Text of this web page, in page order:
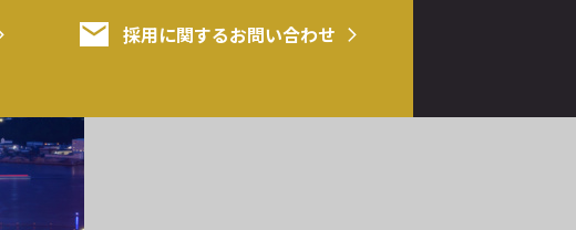
採用に関するお問い合わせ